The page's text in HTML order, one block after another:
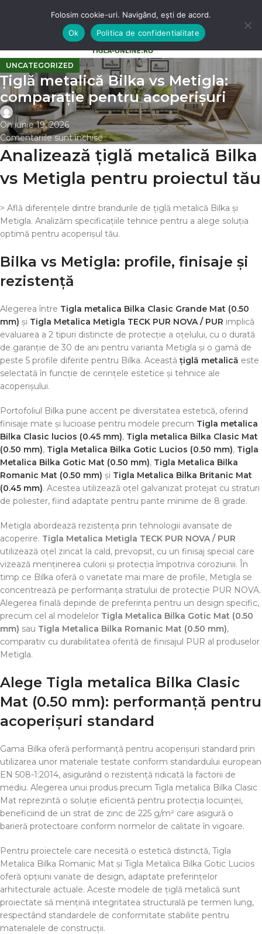
UNCATEGORIZED
Țiglă metalică Bilka vs Metigla:
comparație pentru acoperișuri
On iunie 19, 2026
Comentariile sunt închise
Analizează țiglă metalică Bilka
vs Metigla pentru proiectul tău
> Află diferențele dintre brandurile de țiglă metalică Bilka și
Metigla. Analizăm specificațiile tehnice pentru a alege soluția
optimă pentru acoperișul tău.
Bilka vs Metigla: profile, finisaje și
rezistență
Alegerea între Tigla metalica Bilka Clasic Grande Mat (0.50
mm) și Tigla Metalica Metigla TECK PUR NOVA / PUR implică
evaluarea a 2 tipuri distincte de protecție a oțelului, cu o durată
de garanție de 30 de ani pentru varianta Metigla și o gamă de
peste 5 profile diferite pentru Bilka. Această țiglă metalică este
selectată în funcție de cerințele estetice și tehnice ale
acoperișului.
Portofoliul Bilka pune accent pe diversitatea estetică, oferind
finisaje mate și lucioase pentru modele precum Tigla metalica
Bilka Clasic lucios (0.45 mm), Tigla metalica Bilka Clasic Mat
(0.50 mm), Tigla Metalica Bilka Gotic Lucios (0.50 mm), Tigla
Metalica Bilka Gotic Mat (0.50 mm), Tigla Metalica Bilka
Romanic Mat (0.50 mm) și Tigla Metalica Bilka Britanic Mat
(0.45 mm). Acestea utilizează oțel galvanizat protejat cu straturi
de poliester, fiind adaptate pentru pante minime de 8 grade.
Metigla abordează rezistența prin tehnologii avansate de
acoperire. Tigla Metalica Metigla TECK PUR NOVA / PUR
utilizează oțel zincat la cald, prevopsit, cu un finisaj special care
vizează menținerea culorii și protecția împotriva coroziunii. În
timp ce Bilka oferă o varietate mai mare de profile, Metigla se
concentrează pe performanța stratului de protecție PUR NOVA.
Alegerea finală depinde de preferința pentru un design specific,
precum cel al modelelor Tigla Metalica Bilka Gotic Mat (0.50
mm) sau Tigla Metalica Bilka Romanic Mat (0.50 mm),
comparativ cu durabilitatea oferită de finisajul PUR al produselor
Metigla.
Alege Tigla metalica Bilka Clasic
Mat (0.50 mm): performanță pentru
acoperișuri standard
Gama Bilka oferă performanță pentru acoperișuri standard prin
utilizarea unor materiale testate conform standardului european
EN 508-1:2014, asigurând o rezistență ridicată la factorii de
mediu. Alegerea unui produs precum Tigla metalica Bilka Clasic
Mat reprezintă o soluție eficientă pentru protecția locuinței,
beneficiind de un strat de zinc de 225 g/m² care asigură o
barieră protectoare conform normelor de calitate în vigoare.
Pentru proiectele care necesită o estetică distinctă, Tigla
Metalica Bilka Romanic Mat și Tigla Metalica Bilka Gotic Lucios
oferă opțiuni variate de design, adaptate preferințelor
arhitecturale actuale. Aceste modele de țiglă metalică sunt
proiectate să mențină integritatea structurală pe termen lung,
respectând standardele de conformitate stabilite pentru
materialele de construcții.
Folosim cookie-uri. Navigând, ești de acord.
Ok
Politica de confidentialitate